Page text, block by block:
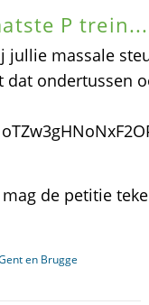
P trein...
jullie massale
ondertussen
de petitie
en Brugge